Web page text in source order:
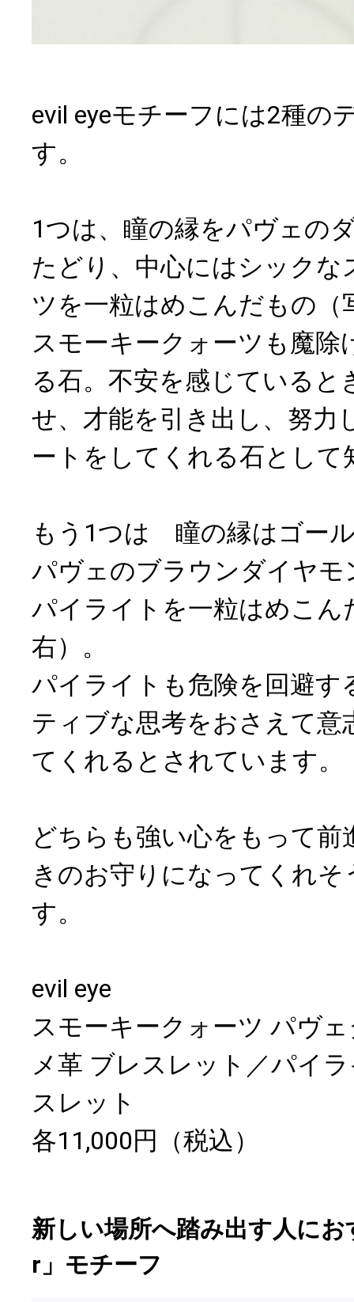
evil eyeモチーフには2種の
す。
1つは、瞳の縁をパヴェの
たどり、中心にはシックな
ツを一粒はめこんだもの（
スモーキークォーツも魔除
る石。不安を感じていると
せ、才能を引き出し、努力
ートをしてくれる石として
もう1つは 瞳の縁はゴー
パヴェのブラウンダイヤモ
パイライトを一粒はめこん
右）。
パイライトも危険を回避す
ティブな思考をおさえて意
てくれるとされています。
どちらも強い心をもって
きのお守りになってくれ
す。
evil eye
スモーキークォーツ パヴ
メ革 ブレスレット／パイ
スレット
各11,000円（税込）
新しい場所へ踏み出す人に
r」モチーフ